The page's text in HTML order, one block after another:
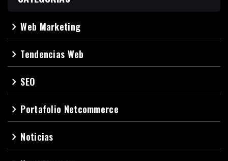
navigate_nextWeb Marketing
navigate_next Tendencias Web
navigate_next SEO
navigate_next Portafolio Netcommerce
navigate_next Noticias